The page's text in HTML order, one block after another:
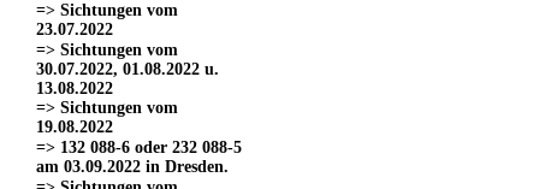
=> Sichtungen vom
23.07.2022
=> Sichtungen vom
30.07.2022, 01.08.2022 u.
13.08.2022
=> Sichtungen vom
19.08.2022
=> 132 088-6 oder 232 088-5
am 03.09.2022 in Dresden.